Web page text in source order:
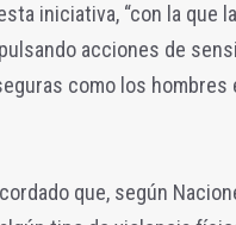
iniciativa, “con la que
acciones de
como los
que, según